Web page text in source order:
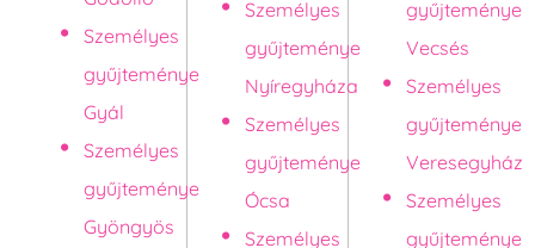
Személyes
gyűjteménye
Gyál
Személyes
gyűjteménye
Gyöngyös
Személyes
gyűjteménye
Nyíregyháza
Személyes
gyűjteménye
Ócsa
Személyes
gyűjteménye
Vecsés
Személyes
gyűjteménye
Veresegyház
Személyes
gyűjteménye